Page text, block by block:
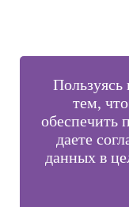
тем,
обеспечить
даете
данных в